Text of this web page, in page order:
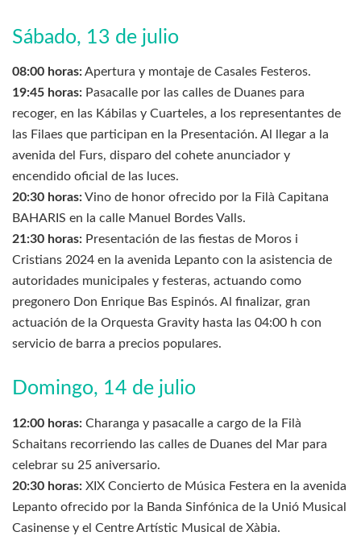
Sábado, 13 de julio
08:00 horas:Apertura y montaje de Casales Festeros.
19:45 horas: Pasacalle por las calles de Duanes para
recoger, en las Kábilas y Cuarteles, a los representantes de
las Filaes que participan en la Presentación. Al llegar a la
avenida del Furs, disparo del cohete anunciador y
encendido oficial de las luces.
20:30 horas:Vino de honor ofrecido por la Filà Capitana
BAHARIS en la calle Manuel Bordes Valls.
21:30 horas: Presentación de las fiestas de Moros i
Cristians 2024 en la avenida Lepanto con la asistencia de
autoridades municipales y festeras, actuando como
pregonero Don Enrique Bas Espinós. Al finalizar, gran
actuación de la Orquesta Gravity hasta las 04:00 h con
servicio de barra a precios populares.
Domingo, 14 de julio
12:00 horas: Charanga y pasacalle a cargo de la Filà
Schaitans recorriendo las calles de Duanes del Mar para
celebrar su 25 aniversario.
20:30 horas: XIX Concierto de Música Festera en la avenida
Lepanto ofrecido por la Banda Sinfónica de la Unió Musical
Casinense y el Centre Artístic Musical de Xàbia.